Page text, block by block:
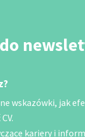
do
wskazówki, jak
kariery i